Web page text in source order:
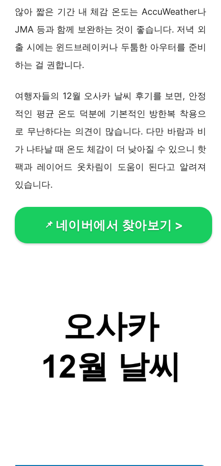
않아 짧은 기간 내 체감 온도는 AccuWeather나
JMA 등과 함께 보완하는 것이 좋습니다. 저녁 외
출 시에는 윈드브레이커나 두툼한 아우터를 준비
하는 걸 권합니다.
여행자들의 12월 오사카 날씨 후기를 보면, 안정
적인 평균 온도 덕분에 기본적인 방한복 착용으
로 무난하다는 의견이 많습니다. 다만 바람과 비
가 나타날 때 온도 체감이 더 낮아질 수 있으니 핫
팩과 레이어드 옷차림이 도움이 된다고 알려져
있습니다.
네이버에서 찾아보기 >